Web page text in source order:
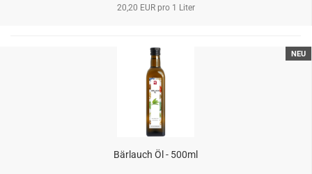
20,20 EUR pro 1 Liter
NEU
Bärlauch Öl - 500ml